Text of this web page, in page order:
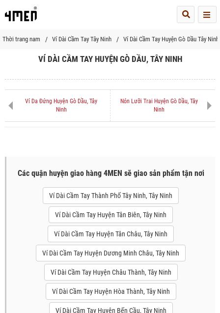
Thời trang nam Ví Dài Cầm Tay Tây Ninh Ví Dài Cầm Tay Huyện Gò Dầu Tây Ninh
VÍ DÀI CẦM TAY HUYỆN GÒ DẦU, TÂY NINH
Ví Da Đứng Huyện Gò Dầu, Tây
Ninh
Nón Lưỡi Trai Huyện Gò Dầu, Tây
Ninh
Các quận huyện giao hàng 4MEN sẽ giao sản phẩm tận nơi
Ví Dài Cầm Tay Thành Phố Tây Ninh, Tây Ninh
Ví Dài Cầm Tay Huyện Tân Biên, Tây Ninh
Ví Dài Cầm Tay Huyện Tân Châu, Tây Ninh
Ví Dài Cầm Tay Huyện Dương Minh Châu, Tây Ninh
Ví Dài Cầm Tay Huyện Châu Thành, Tây Ninh
Ví Dài Cầm Tay Huyện Hòa Thành, Tây Ninh
Ví Dài Cầm Tay Huyện Bến Cầu, Tây Ninh